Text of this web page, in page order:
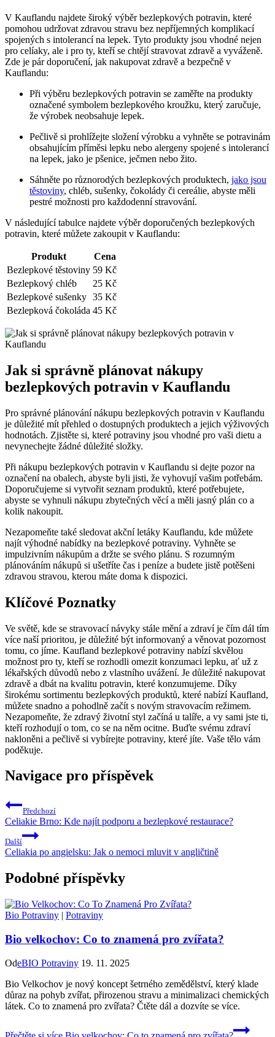
V Kauflandu najdete ⁤široký výběr bezlepkových potravin, které
pomohou udržovat ‍zdravou stravu bez‌ nepříjemných komplikací
‍spojených s intolerancí na⁤ lepek. Tyto produkty jsou vhodné nejen
pro ⁣celíaky, ale​ i pro ty, kteří ⁢se chtějí stravovat‌ zdravě a vyváženě.
Zde je pár doporučení, jak nakupovat⁤ zdravě a bezpečně v
⁤Kauflandu:
Při ​výběru bezlepkových potravin se zaměřte na⁢ produkty
označené symbolem bezlepkového kroužku, ⁢který⁣ zaručuje,
že výrobek ⁤neobsahuje lepek.
Pečlivě si prohlížejte složení ​výrobku ⁤a vyhněte se potravinám
obsahujícím⁣ příměsi lepku nebo alergeny ⁤spojené s⁢ intolerancí
na lepek, jako je ⁤pšenice, ječmen nebo žito.
Sáhněte po různorodých ⁢bezlepkových produktech, jako ​jsou
těstoviny,⁢ chléb, ​sušenky, čokolády ‍či cereálie, abyste měli
pestré možnosti pro každodenní ‌stravování.
V ⁤následující tabulce najdete výběr doporučených bezlepkových
potravin, které⁢ můžete zakoupit v Kauflandu:
Produkt
Cena
Bezlepkové těstoviny 59 ⁣Kč
Bezlepkový⁣ chléb
25 Kč
Bezlepkové sušenky 35 Kč
Bezlepková čokoláda 45 Kč
Jak si správně plánovat nákupy
bezlepkových ‌potravin v Kauflandu
Pro správné⁢ plánování nákupu bezlepkových potravin v⁤ Kauflandu⁣
je ⁤důležité mít přehled ​o ⁢dostupných produktech a jejich výživových
hodnotách. Zjistěte si, které potraviny jsou vhodné pro ‍vaši ⁣dietu a
nevynechejte ⁢žádné důležité složky.
Při nákupu bezlepkových‍ potravin v Kauflandu​ si dejte pozor na​
označení na‍ obalech,⁢ abyste byli jisti, že vyhovují vašim potřebám.
Doporučujeme ⁢si ⁣vytvořit seznam produktů, které potřebujete,
⁣abyste se vyhnuli⁣ nákupu zbytečných ‌věcí a měli‍ jasný plán ⁣co a
‍kolik nakoupit.
Nezapomeňte také sledovat akční ⁤letáky Kauflandu, kde ‍můžete​
najít‌ výhodné nabídky na bezlepkové potraviny. Vyhněte se
impulzivním nákupům a držte se‍ svého ⁤plánu. S rozumným
plánováním ‍nákupů si ušetříte čas i⁣ peníze a budete jistě​ potěšeni
zdravou‌ stravou, kterou ‌máte ⁣doma k ​dispozici.
Klíčové Poznatky
Ve světě, kde se stravovací návyky stále mění a zdraví je čím ​dál ⁣tím
⁤více naší ‍prioritou,‌ je důležité ​být informovaný a věnovat pozornost
tomu, co jíme. Kaufland bezlepkové potraviny⁢ nabízí‌ skvělou
možnost ⁤pro ‍ty, kteří ⁢se rozhodli‌ omezit konzumaci lepku, ať ⁣už z
lékařských důvodů nebo​ z vlastního uvážení. Je důležité nakupovat
zdravě a dbát na ‌kvalitu‌ potravin, které konzumujeme. Díky
širokému⁣ sortimentu⁤ bezlepkových produktů, které nabízí Kaufland,‌
můžete snadno​ a‌ pohodlně začít s‍ novým stravovacím režimem.
Nezapomeňte, že zdravý životní styl začíná u talíře, a vy sami jste ti,
kteří rozhodují o⁣ tom, co se na něm ‍ocitne. Buďte⁤ svému zdraví
nakloněni⁤ a pečlivě si vybírejte ​potraviny, které‌ jíte. Vaše⁢ tělo vám
poděkuje.
Navigace pro příspěvek
Předchozí
Celiakie Brno: Kde najít podporu a bezlepkové restaurace?
Další
Celiakia po angielsku: Jak o nemoci mluvit v angličtině
Podobné příspěvky
Bio Potraviny | Potraviny
Bio velkochov: Co to znamená pro zvířata?
OdeBIO Potraviny 19. 11. 2025
Bio Velkochov je nový koncept šetrného zemědělství, který klade
důraz na pohyb zvířat, přirozenou stravu a minimalizaci chemických
látek. Co to znamená pro zvířata? Čtěte dál a dozvíte se více.